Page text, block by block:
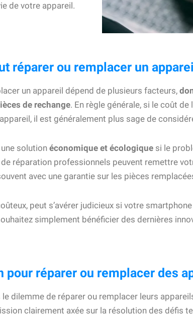
de votre appareil.
réparer ou remplacer un
un appareil dépend de plusieurs facteurs,
de rechange. En règle générale, si le coût de
appareil, il est généralement plus sage de
solutionéconomique et écologique si le
réparation professionnels peuvent remettre
avec une garantie sur les pièces
peut s’avérer judicieux si votre
simplement bénéficier des dernières
pour réparer ou remplacer des
dilemme de réparer ou remplacer leurs
clairement axée sur la résolution des défis